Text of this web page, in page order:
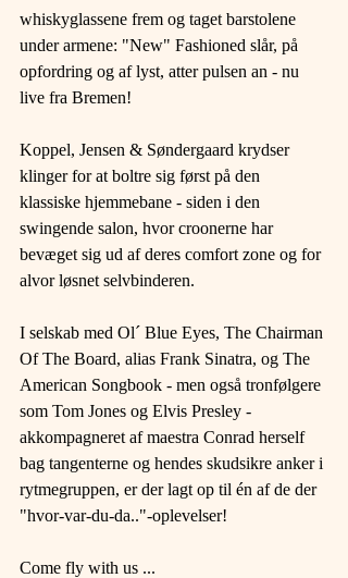
whiskyglassene frem og taget barstolene
under armene: "New" Fashioned slår, på
opfordring og af lyst, atter pulsen an - nu
live fra Bremen!
Koppel, Jensen & Søndergaard krydser
klinger for at boltre sig først på den
klassiske hjemmebane - siden i den
swingende salon, hvor croonerne har
bevæget sig ud af deres comfort zone og for
alvor løsnet selvbinderen.
I selskab med Ol´ Blue Eyes, The Chairman
Of The Board, alias Frank Sinatra, og The
American Songbook - men også tronfølgere
som Tom Jones og Elvis Presley -
akkompagneret af maestra Conrad herself
bag tangenterne og hendes skudsikre anker i
rytmegruppen, er der lagt op til én af de der
"hvor-var-du-da.."-oplevelser!
Come fly with us ...